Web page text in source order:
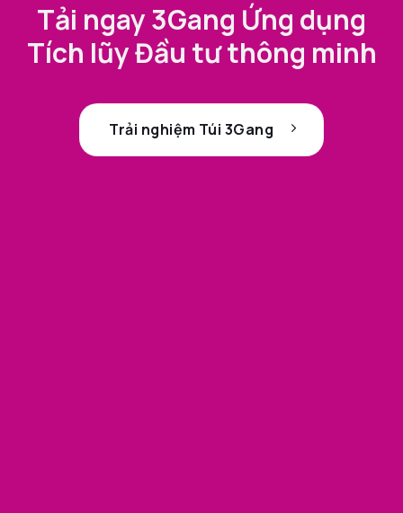
Tải ngay 3Gang Ứng dụng
Tích lũy Đầu tư thông minh
Trải nghiệm Túi 3Gang